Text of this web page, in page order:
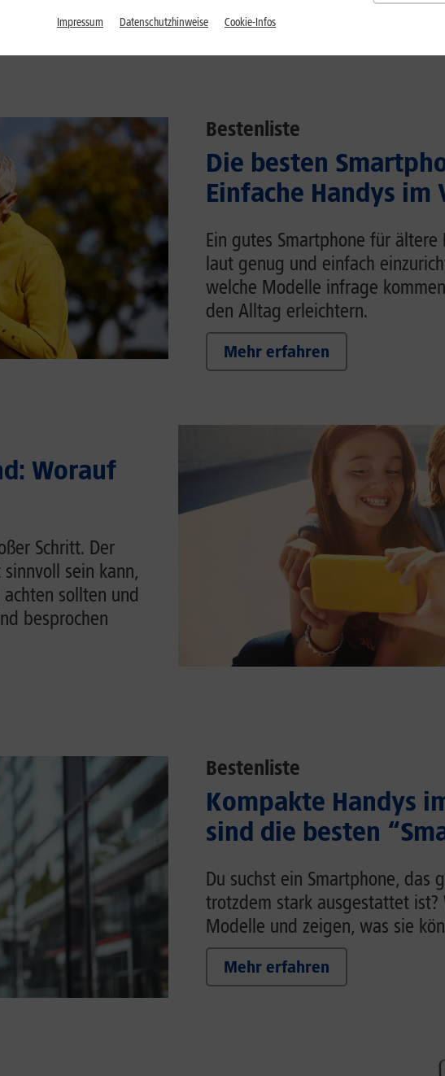
Bestenliste
Die besten
Einfache Handys im
Ein gutes Smartphone für
laut genug und einfach
welche Modelle infrage
den Alltag erleichtern.
Mehr erfahren
Worauf
Schritt. Der
sein kann,
sollten und
besprochen
Bestenliste
Kompakte Handys
sind die besten
Du suchst ein Smartphone, das
trotzdem stark ausgestattet
Modelle und zeigen, was sie
Mehr erfahren
Impressum Datenschutzhinweise Cookie-Infos